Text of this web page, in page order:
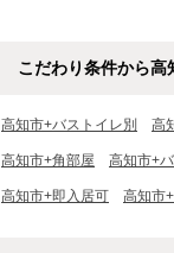
こだわり条件から高
高知市+バストイレ別 高
高知市+角部屋 高知市+
高知市+即入居可 高知市